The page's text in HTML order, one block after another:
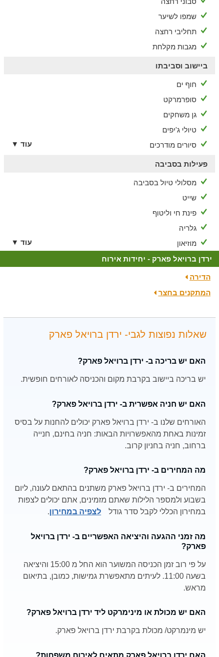
שמפו לשיער
תחליבי רחצה
מגבות מקלחת
ביישוב וסביבתו
חוף ים
סופרמרקט
גן משחקים
טיולי ג'יפים
סיורים מודרכים
עוד ▼
פעילות בסביבה
מסלולי טיול בסביבה
שייט
פינת חי וליטוף
גלריה
מוזיאון
עוד ▼
ירדן ברויאל פארק - יחידות אירוח
הדירה
המתקנים בחצר
שאלות נפוצות לגבי- ירדן ברויאל פארק
האם יש בריכה ב- ירדן ברויאל פארק?
יש בריכה ביישוב בקרבת מקום והכניסה לאורחים חופשית.
האם יש חניה אפשרית ב- ירדן ברויאל פארק?
האורחים שלנו ב- ירדן ברויאל פארק יכולים להחנות על בסיס
זמינות באחת מהאפשרויות הבאות: חניה בחינם, חנייה
ברחוב, חניה בחניון קרוב.
מה המחירים ב- ירדן ברויאל פארק?
המחירים ב- ירדן ברויאל פארק משתנים בהתאם לעונה, ליום
בשבוע ולמספר הלילות שאתם מזמינים, אתם יכולים לצפות
במחירון הכללי לקבל סדר גודל
לצפיה במחירון.
מה זמני ההגעה והיציאה האפשריים ב- ירדן ברויאל
פארק?
על פי רוב זמן הכניסה המשוער הוא החל מ 15:00 והיציאה
בשעה 11:00. לעיתים מתאפשרת גמישות, כמובן, בתיאום
מראש.
האם יש מכולת או מינימרקט ליד ירדן ברויאל פארק?
יש מינמרקט/ מכולת בקרבת ירדן ברויאל פארק.
האם ירדן ברויאל פארק מתאים לאירוח משפחות?